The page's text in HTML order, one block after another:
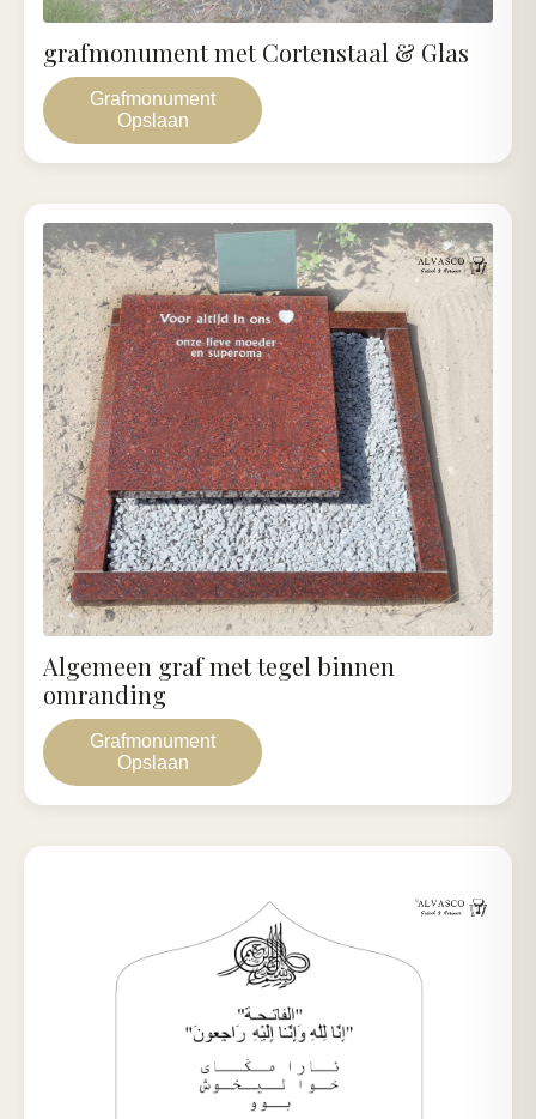
Grafmonument
Opslaan
grafmonument met Cortenstaal & Glas
Grafmonument
Opslaan
Algemeen graf met tegel binnen
omranding